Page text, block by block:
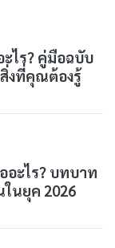
ะไร? คู่มือฉบับ
งที่คุณต้องรู้
อะไร? บทบาท
นยุค 2026